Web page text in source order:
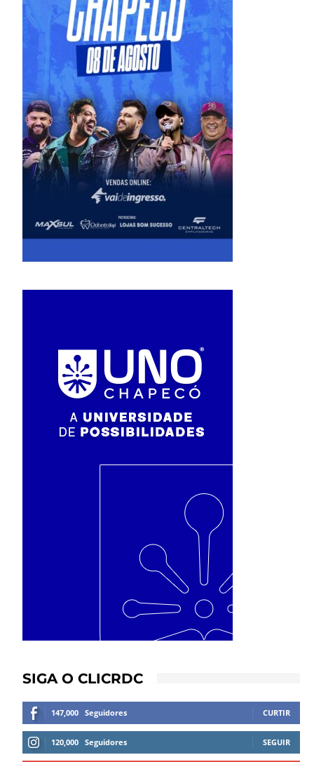
SIGA O CLICRDC
147,000 Seguidores CURTIR
120,000 Seguidores SEGUIR